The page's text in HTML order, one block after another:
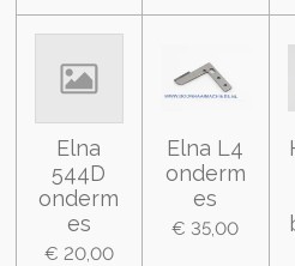
Elna
544D
onderm
es
€ 20,00
Elna L4
onderm
es
€ 35,00